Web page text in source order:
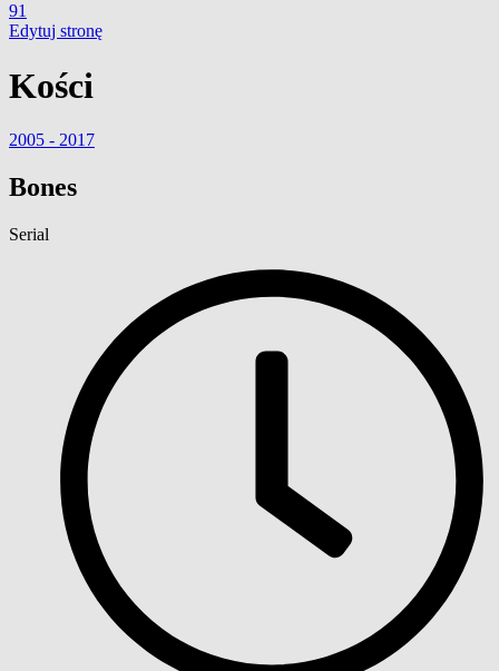
91
Edytuj stronę
Kości
2005 - 2017
Bones
Serial